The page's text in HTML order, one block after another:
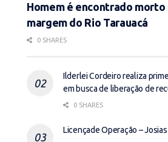
Homem é encontrado morto
margem do Rio Tarauacá
0 SHARES
Ilderlei Cordeiro realiza
em busca de liberação de
0 SHARES
Licençade Operação – Josias